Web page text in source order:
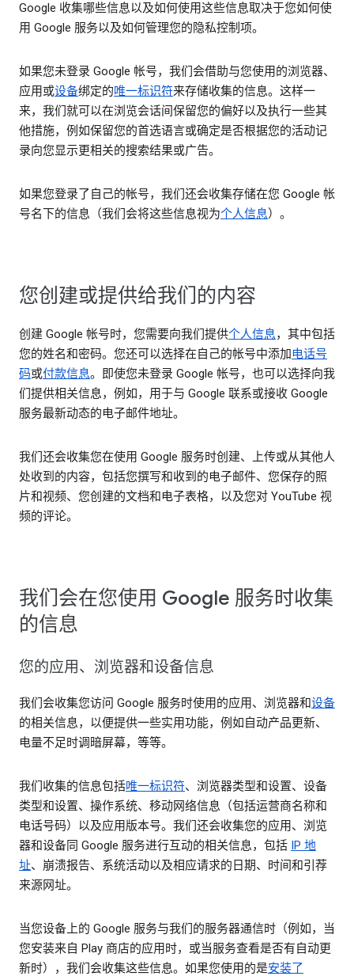
Google 收集哪些信息以及如何使用这些信息取决于您如何使
用 Google 服务以及如何管理您的隐私控制项。
如果您未登录 Google 帐号，我们会借助与您使用的浏览器、
应用或设备绑定的唯一标识符来存储收集的信息。这样一
来，我们就可以在浏览会话间保留您的偏好以及执行一些其
他措施，例如保留您的首选语言或确定是否根据您的活动记
录向您显示更相关的搜索结果或广告。
如果您登录了自己的帐号，我们还会收集存储在您 Google 帐
号名下的信息（我们会将这些信息视为个人信息）。
您创建或提供给我们的内容
创建 Google 帐号时，您需要向我们提供个人信息，其中包括
您的姓名和密码。您还可以选择在自己的帐号中添加电话号
码或付款信息。即使您未登录 Google 帐号，也可以选择向我
们提供相关信息，例如，用于与 Google 联系或接收 Google
服务最新动态的电子邮件地址。
我们还会收集您在使用 Google 服务时创建、上传或从其他人
处收到的内容，包括您撰写和收到的电子邮件、您保存的照
片和视频、您创建的文档和电子表格，以及您对 YouTube 视
频的评论。
我们会在您使用 Google 服务时收集
的信息
您的应用、浏览器和设备信息
我们会收集您访问 Google 服务时使用的应用、浏览器和设备
的相关信息，以便提供一些实用功能，例如自动产品更新、
电量不足时调暗屏幕，等等。
我们收集的信息包括唯一标识符、浏览器类型和设置、设备
类型和设置、操作系统、移动网络信息（包括运营商名称和
电话号码）以及应用版本号。我们还会收集您的应用、浏览
器和设备同 Google 服务进行互动的相关信息，包括 IP 地
址、崩溃报告、系统活动以及相应请求的日期、时间和引荐
来源网址。
当您设备上的 Google 服务与我们的服务器通信时（例如，当
您安装来自 Play 商店的应用时，或当服务查看是否有自动更
新时），我们会收集这些信息。如果您使用的是安装了